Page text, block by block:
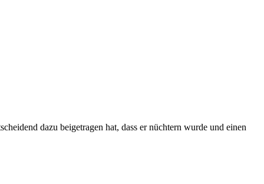
dazu beigetragen hat, dass er nüchtern wurde und einen